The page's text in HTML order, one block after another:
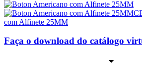
com Alfinete 25MM
Faça o download do catálogo